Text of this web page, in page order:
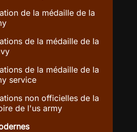
de la médaille de la
de la médaille de la
de la médaille de la
service
non officielles de la
de l'us army